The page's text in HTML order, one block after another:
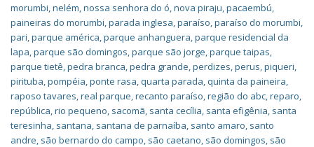
morumbi,nelém,nossa senhora do ó,nova piraju,pacaembú,
paineiras do morumbi,parada inglesa,paraíso,paraíso do morumbi,
pari,parque américa,parque anhanguera,parque residencial da
lapa,parque são domingos,parque são jorge,parque taipas,
parque tietê,pedra branca,pedra grande,perdizes,perus,piqueri,
pirituba,pompéia,ponte rasa,quarta parada,quinta da paineira,
raposo tavares,real parque,recanto paraíso,região do abc,reparo,
república,rio pequeno, sacomã, santa cecília, santa efigênia, santa
teresinha, santana, santana de parnaíba, santo amaro, santo
andre, são bernardo do campo, são caetano, são domingos, são